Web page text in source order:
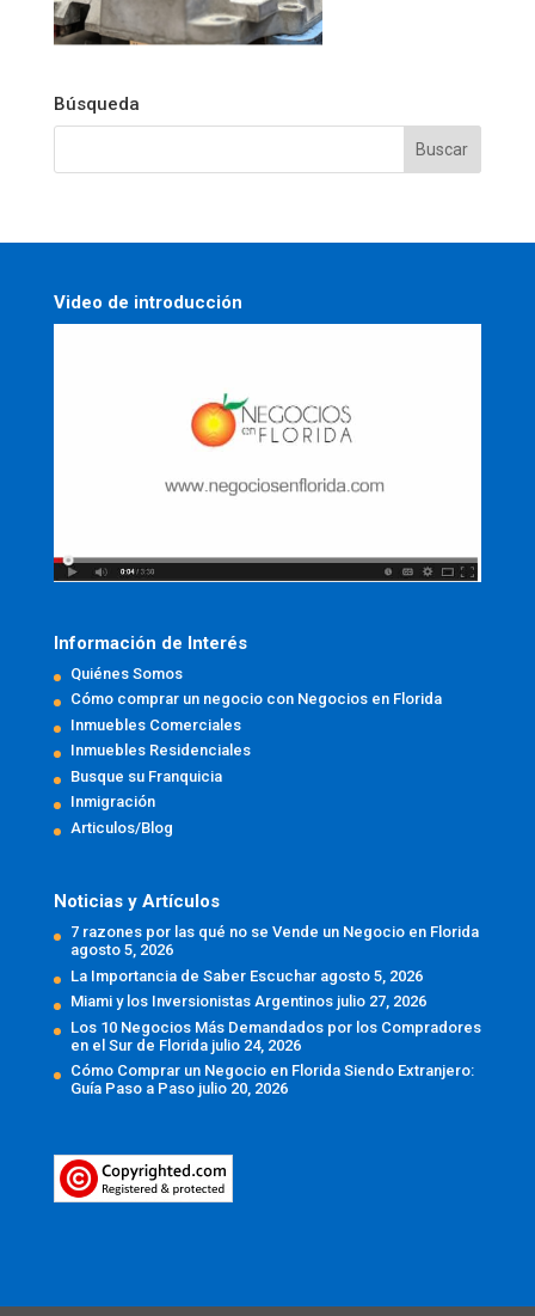
Búsqueda
Video de introducción
Información de Interés
Quiénes Somos
Cómo comprar un negocio con Negocios en Florida
Inmuebles Comerciales
Inmuebles Residenciales
Busque su Franquicia
Inmigración
Articulos/Blog
Noticias y Artículos
7 razones por las qué no se Vende un Negocio en Florida
agosto 5, 2026
La Importancia de Saber Escuchar agosto 5, 2026
Miami y los Inversionistas Argentinos julio 27, 2026
Los 10 Negocios Más Demandados por los Compradores
en el Sur de Florida julio 24, 2026
Cómo Comprar un Negocio en Florida Siendo Extranjero:
Guía Paso a Paso julio 20, 2026